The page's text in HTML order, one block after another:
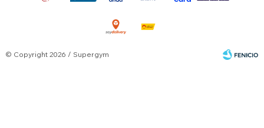
© Copyright 2026 / Supergym